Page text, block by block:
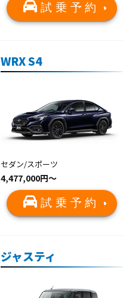
試乗予約
WRX S4
セダン/スポーツ
4,477,000円〜
試乗予約
ジャスティ